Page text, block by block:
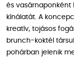
és vasárnaponként
kínálatát. A
kreatív, tojásos
brunch-koktél
pohárban jelenik